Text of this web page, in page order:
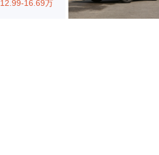
12.99-16.69万